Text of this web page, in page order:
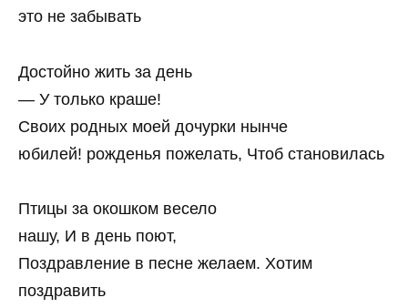
это не забывать
Достойно жить за день
— У только краше!
Своих родных моей дочурки нынче
юбилей! рожденья пожелать, Чтоб становилась
Птицы за окошком весело
нашу, И в день поют,
Поздравление в песне желаем. Хотим
поздравить